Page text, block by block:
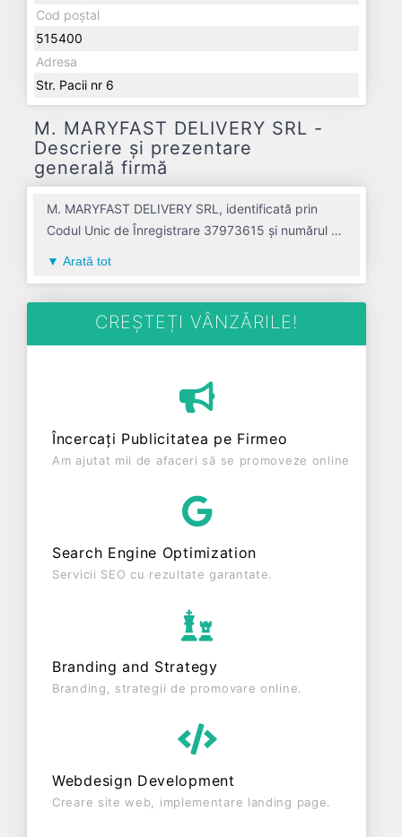
Cod poștal
515400
Adresa
Str. Pacii nr 6
M. MARYFAST DELIVERY SRL -
Descriere și prezentare
generală firmă
M. MARYFAST DELIVERY SRL, identificată prin
Codul Unic de Înregistrare 37973615 și numărul de
social poziționat în zona de Centru a țării, în judetul
ALBA, compania aduce o contribuție semnificativă
fost fondată în anul 2017, având o vechime de 9
ani. Conform ultimului bilanț, societatea a
de 397.174 RON, gestionând operațiunile cu un
număr mediu de 1 de salariați pe ultimul an fiscal.
din punct de vedere fiscal si are status:
anul 2020.
Arată tot
CREȘTEȚI VÂNZĂRILE!
Încercați Publicitatea pe Firmeo
Am ajutat mii de afaceri să se promoveze online
Search Engine Optimization
Servicii SEO cu rezultate garantate.
Branding and Strategy
Branding, strategii de promovare online.
Webdesign Development
Creare site web, implementare landing page.